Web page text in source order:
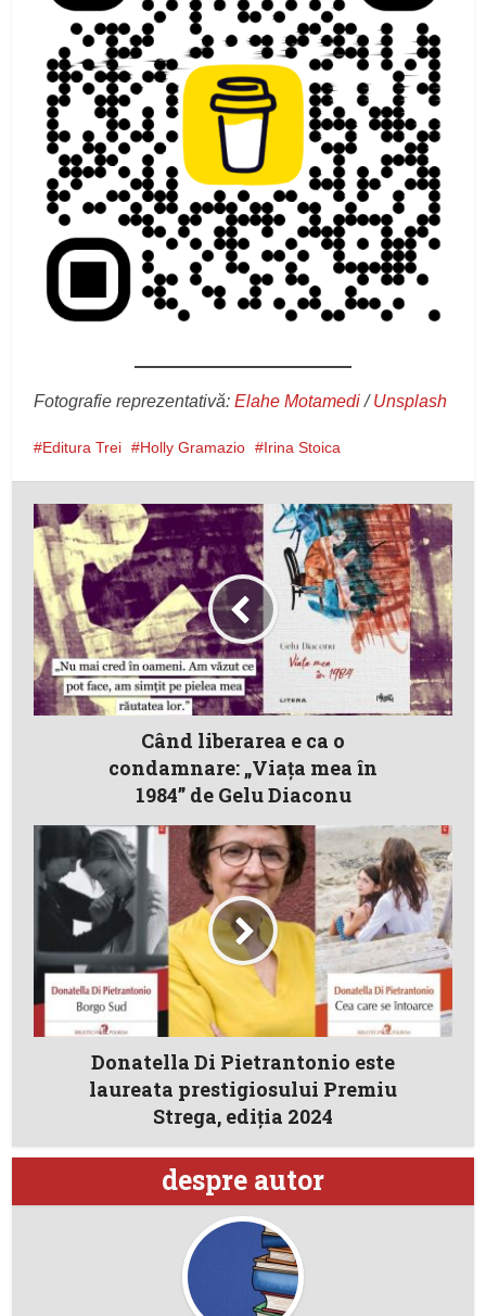
Fotografie reprezentativă:Elahe Motamedi/Unsplash
Editura Trei Holly Gramazio Irina Stoica
Când liberarea e ca o
condamnare: „Viaţa mea în
1984” de Gelu Diaconu
Donatella Di Pietrantonio este
laureata prestigiosului Premiu
Strega, ediția 2024
despre autor